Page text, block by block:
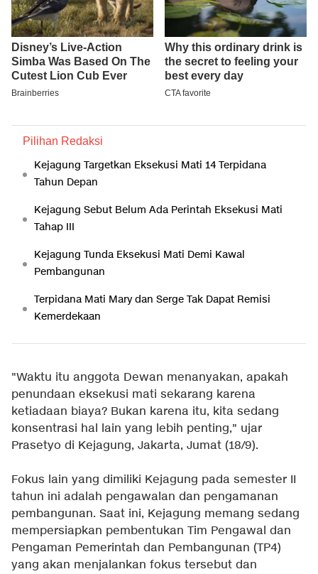
Pilihan Redaksi
Kejagung Targetkan Eksekusi Mati 14 Terpidana
Tahun Depan
Kejagung Sebut Belum Ada Perintah Eksekusi Mati
Tahap III
Kejagung Tunda Eksekusi Mati Demi Kawal
Pembangunan
Terpidana Mati Mary dan Serge Tak Dapat Remisi
Kemerdekaan
"Waktu itu anggota Dewan menanyakan, apakah
penundaan eksekusi mati sekarang karena
ketiadaan biaya? Bukan karena itu, kita sedang
konsentrasi hal lain yang lebih penting," ujar
Prasetyo di Kejagung, Jakarta, Jumat (18/9).
Fokus lain yang dimiliki Kejagung pada semester II
tahun ini adalah pengawalan dan pengamanan
pembangunan. Saat ini, Kejagung memang sedang
mempersiapkan pembentukan Tim Pengawal dan
Pengaman Pemerintah dan Pembangunan (TP4)
yang akan menjalankan fokus tersebut dan